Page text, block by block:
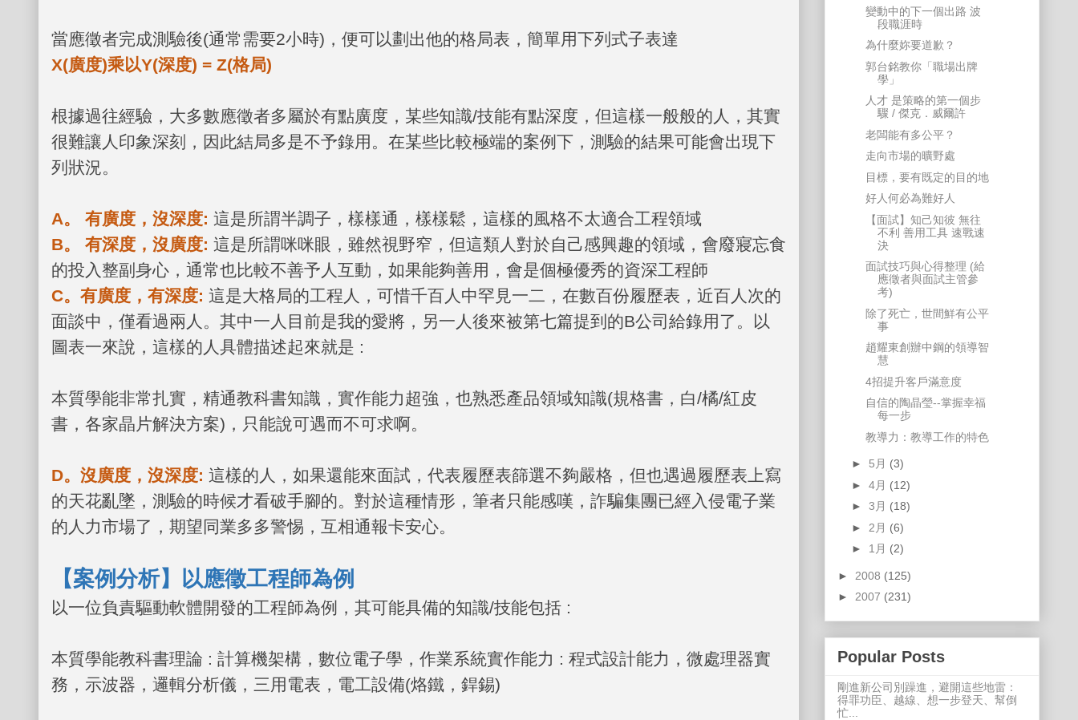
當應徵者完成測驗後(通常需要2小時) ，便可以劃出他的格局表，簡單用下列式子表達
X(廣度)乘以Y(深度) = Z(格局)
根據過往經驗，大多數應徵者多屬於有點廣度，某些知識/技能有點深度，但這樣一般般的人，其實
很難讓人印象深刻，因此結局多是不予錄用。在某些比較極端的案例下，測驗的結果可能會出現下
列狀況。
A。 有廣度，沒深度: 這是所謂半調子，樣樣通，樣樣鬆，這樣的風格不太適合工程領域
B。 有深度，沒廣度: 這是所謂咪咪眼，雖然視野窄，但這類人對於自己感興趣的領域，會廢寢忘食
的投入整副身心，通常也比較不善予人互動，如果能夠善用，會是個極優秀的資深工程師
C。有廣度，有深度: 這是大格局的工程人，可惜千百人中罕見一二，在數百份履歷表，近百人次的
面談中，僅看過兩人。其中一人目前是我的愛將，另一人後來被第七篇提到的B公司給錄用了。以
圖表一來說，這樣的人具體描述起來就是 :
本質學能非常扎實，精通教科書知識，實作能力超強，也熟悉產品領域知識(規格書，白/橘/紅皮
書，各家晶片解決方案) ，只能說可遇而不可求啊。
D。沒廣度，沒深度: 這樣的人，如果還能來面試，代表履歷表篩選不夠嚴格，但也遇過履歷表上寫
的天花亂墜，測驗的時候才看破手腳的。對於這種情形，筆者只能感嘆，詐騙集團已經入侵電子業
的人力市場了，期望同業多多警惕，互相通報卡安心。
【案例分析】以應徵工程師為例
以一位負責驅動軟體開發的工程師為例，其可能具備的知識/技能包括 :
本質學能教科書理論 : 計算機架構，數位電子學，作業系統實作能力 : 程式設計能力，微處理器實
務，示波器，邏輯分析儀，三用電表，電工設備(烙鐵，銲錫)
變動中的下一個出路 波
段職涯時
為什麼妳要道歉？
郭台銘教你「職場出牌
學」
人才 是策略的第一個步
驟 / 傑克．威爾許
老闆能有多公平？
走向市場的曠野處
目標，要有既定的目的地
好人何必為難好人
【面試】知己知彼 無往
不利 善用工具 速戰速
決
面試技巧與心得整理 (給
應徵者與面試主管參
考)
除了死亡，世間鮮有公平
事
趙耀東創辦中鋼的領導智
慧
4招提升客戶滿意度
自信的陶晶瑩--掌握幸福
每一步
教導力：教導工作的特色
► 5月 (3)
► 4月 (12)
► 3月 (18)
► 2月 (6)
► 1月 (2)
► 2008 (125)
► 2007 (231)
Popular Posts
剛進新公司別躁進，避開這些地雷：
得罪功臣、越線、想一步登天、幫倒
忙...